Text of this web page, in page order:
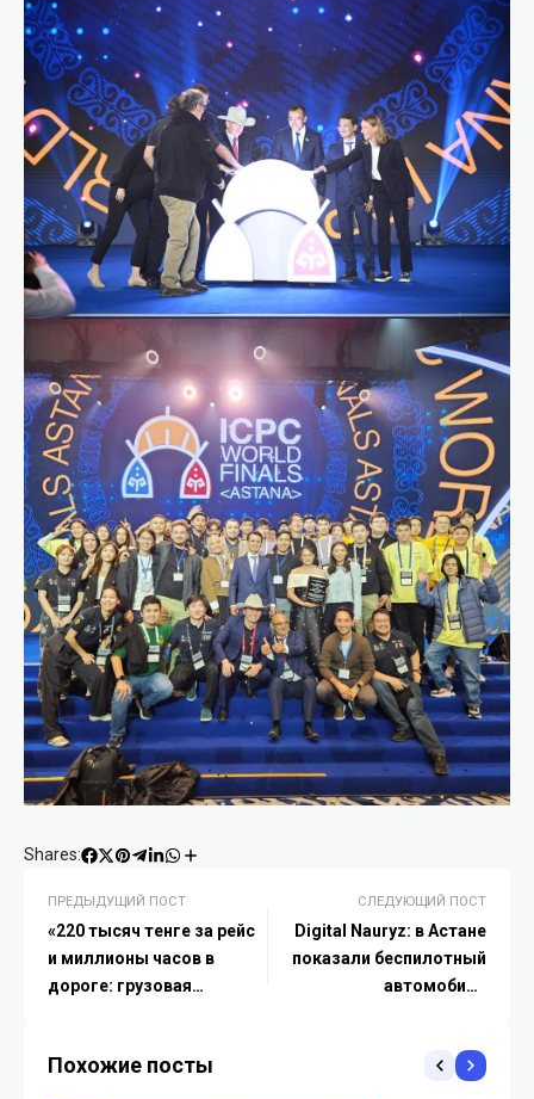
Shares:
ПРЕДЫДУЩИЙ ПОСТ
«220 тысяч тенге за рейс
и миллионы часов в
дороге: грузовая
СЛЕДУЮЩИЙ ПОСТ
Digital Nauryz: в Астане
показали беспилотный
автомобиль
Похожие посты